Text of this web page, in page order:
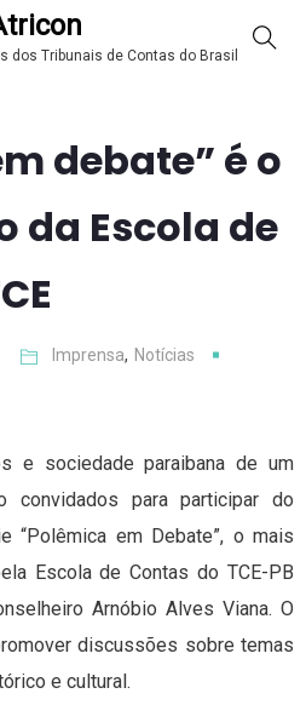
dos Tribunais de Contas do Brasil
debate” é o
da Escola de
Imprensa, Notícias
e sociedade paraibana de um
convidados para participar do
“Polêmica em Debate”, o mais
Escola de Contas do TCE-PB
Arnóbio Alves Viana. O
discussões sobre temas
e cultural.